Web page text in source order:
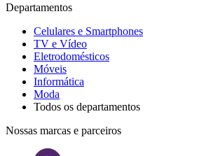
Departamentos
Celulares e Smartphones
TV e Vídeo
Eletrodomésticos
Móveis
Informática
Moda
Todos os departamentos
Nossas marcas e parceiros